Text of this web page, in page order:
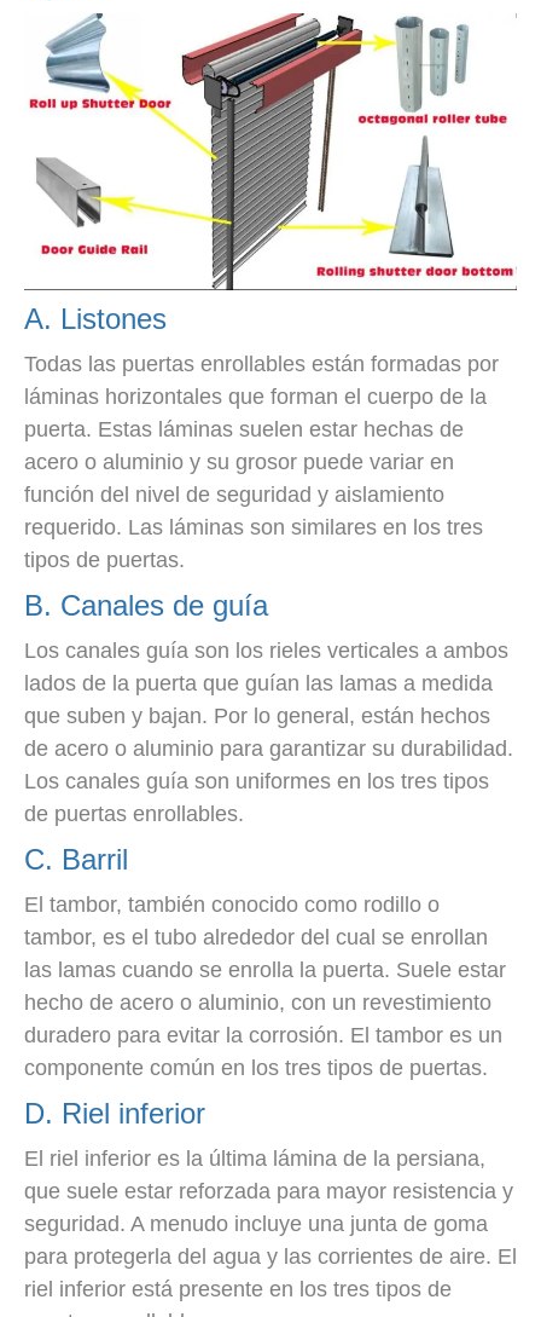
A. Listones
Todas las puertas enrollables están formadas por
láminas horizontales que forman el cuerpo de la
puerta. Estas láminas suelen estar hechas de
acero o aluminio y su grosor puede variar en
función del nivel de seguridad y aislamiento
requerido. Las láminas son similares en los tres
tipos de puertas.
B. Canales de guía
Los canales guía son los rieles verticales a ambos
lados de la puerta que guían las lamas a medida
que suben y bajan. Por lo general, están hechos
de acero o aluminio para garantizar su durabilidad.
Los canales guía son uniformes en los tres tipos
de puertas enrollables.
C. Barril
El tambor, también conocido como rodillo o
tambor, es el tubo alrededor del cual se enrollan
las lamas cuando se enrolla la puerta. Suele estar
hecho de acero o aluminio, con un revestimiento
duradero para evitar la corrosión. El tambor es un
componente común en los tres tipos de puertas.
D. Riel inferior
El riel inferior es la última lámina de la persiana,
que suele estar reforzada para mayor resistencia y
seguridad. A menudo incluye una junta de goma
para protegerla del agua y las corrientes de aire. El
riel inferior está presente en los tres tipos de